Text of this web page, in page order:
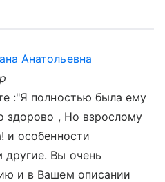
Анатольевна
:"Я полностью была ему
здорово , Но взрослому
и особенности
другие. Вы очень
и в Вашем описании